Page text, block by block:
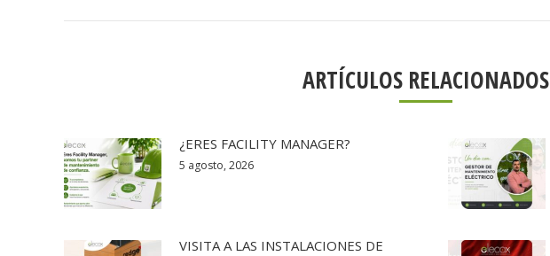
ARTÍCULOS RELACIONADOS
¿ERES FACILITY MANAGER?
5 agosto, 2026
VISITA A LAS INSTALACIONES DE